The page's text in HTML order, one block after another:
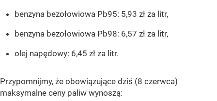
benzyna bezołowiowa Pb95: 5,93 zł za litr,
benzyna bezołowiowa Pb98: 6,57 zł za litr,
olej napędowy: 6,45 zł za litr.
Przypomnijmy, że obowiązujące dziś (8 czerwca)
maksymalne ceny paliw wynoszą: